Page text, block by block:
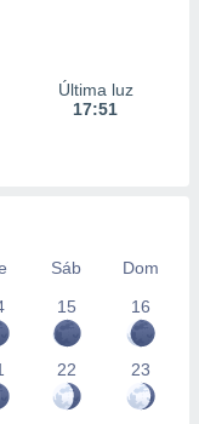
Última luz
17:51
Sáb
Dom
15 16
22 23